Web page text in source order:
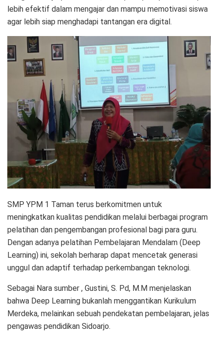
lebih efektif dalam mengajar dan mampu memotivasi siswa
agar lebih siap menghadapi tantangan era digital.
SMP YPM 1 Taman terus berkomitmen untuk
meningkatkan kualitas pendidikan melalui berbagai program
pelatihan dan pengembangan profesional bagi para guru.
Dengan adanya pelatihan Pembelajaran Mendalam (Deep
Learning) ini, sekolah berharap dapat mencetak generasi
unggul dan adaptif terhadap perkembangan teknologi.
Sebagai Nara sumber , Gustini, S. Pd, M.M menjelaskan
bahwa Deep Learning bukanlah menggantikan Kurikulum
Merdeka, melainkan sebuah pendekatan pembelajaran, jelas
pengawas pendidikan Sidoarjo.